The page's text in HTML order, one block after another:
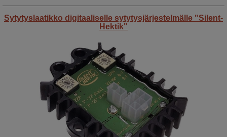
Sytytyslaatikko digitaaliselle sytytysjärjestelmälle "Silent-
Hektik"